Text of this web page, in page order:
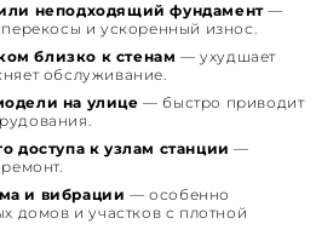
неподходящий фундамент—
и ускоренный износ.
близко к стенам — ухудшает
обслуживание.
на улице — быстро приводит
доступа к узлам станции —
и вибрации — особенно
домов и участков с плотной